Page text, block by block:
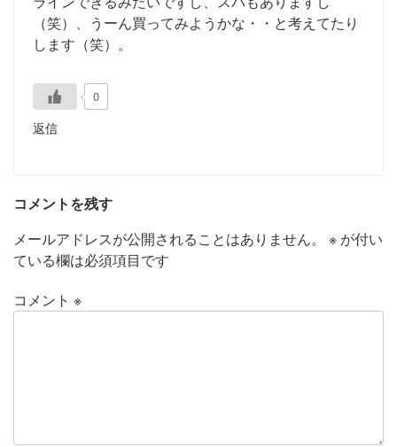
（笑）、うーん買ってみようかな・・と考えてたり
します（笑）。
0
返信
コメントを残す
メールアドレスが公開されることはありません。
※ が付い
ている欄は必須項目です
コメント ※